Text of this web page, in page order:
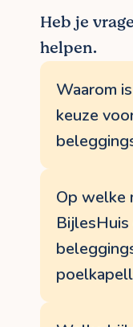
Heb je
helpen.
Waarom
keuze
screenen en
bijlesdocent
poelkapelle,
admnistratie
bereikbaar.
Op welke